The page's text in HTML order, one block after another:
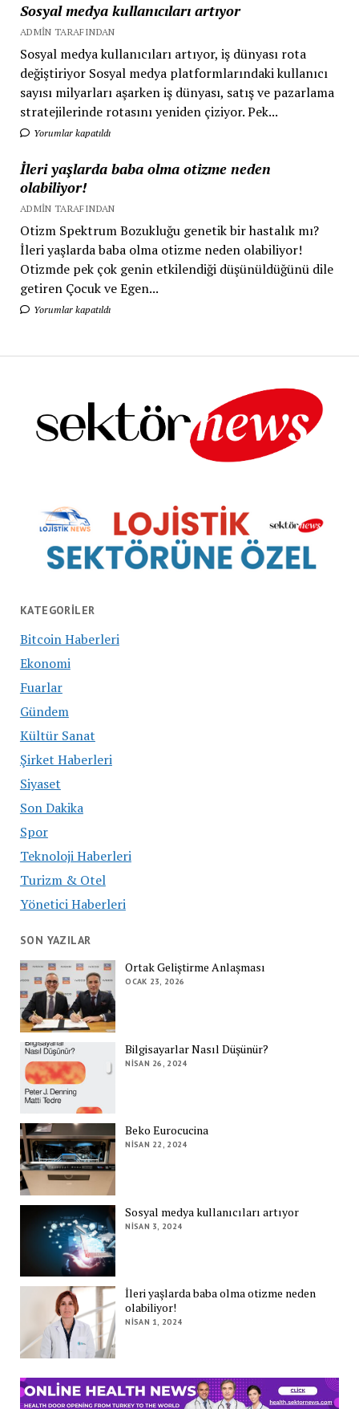
Sosyal medya kullanıcıları artıyor
ADMIN TARAFINDAN
Sosyal medya kullanıcıları artıyor, iş dünyası rota
değiştiriyor Sosyal medya platformlarındaki kullanıcı
sayısı milyarları aşarken iş dünyası, satış ve pazarlama
stratejilerinde rotasını yeniden çiziyor. Pek...
Yorumlar kapatıldı
İleri yaşlarda baba olma otizme neden
olabiliyor!
ADMIN TARAFINDAN
Otizm Spektrum Bozukluğu genetik bir hastalık mı?
İleri yaşlarda baba olma otizme neden olabiliyor!
Otizmde pek çok genin etkilendiği düşünüldüğünü dile
getiren Çocuk ve Egen...
Yorumlar kapatıldı
KATEGORILER
Bitcoin Haberleri
Ekonomi
Fuarlar
Gündem
Kültür Sanat
Şirket Haberleri
Siyaset
Son Dakika
Spor
Teknoloji Haberleri
Turizm & Otel
Yönetici Haberleri
SON YAZILAR
Ortak Geliştirme Anlaşması
OCAK 23, 2026
Bilgisayarlar Nasıl Düşünür?
NISAN 26, 2024
Beko Eurocucina
NISAN 22, 2024
Sosyal medya kullanıcıları artıyor
NISAN 3, 2024
İleri yaşlarda baba olma otizme neden
olabiliyor!
NISAN 1, 2024